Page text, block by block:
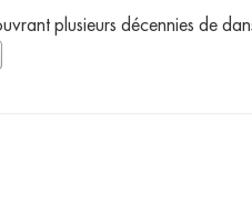
plusieurs décennies de